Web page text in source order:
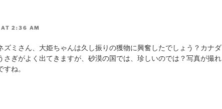
2:36 AM
ズミさん、大姫ちゃんは久し振りの獲物に興奮したでしょう？カナダ
さぎがよく出てきますが、砂漠の国では、珍しいのでは？写真が撮れ
ね。